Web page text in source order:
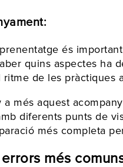
és
quins aspectes ha
ritme de les pràctiques
a més aquest
diferents punts de
més completa
més